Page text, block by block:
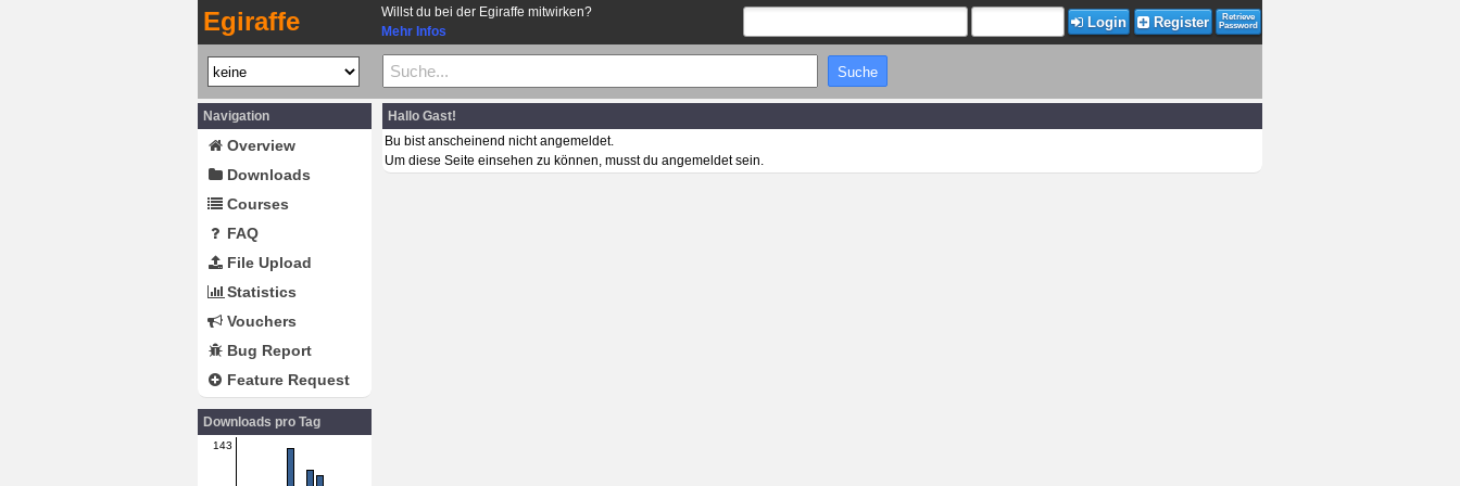
Egiraffe
Willst du bei der Egiraffe mitwirken?
Mehr Infos
Login Register
Retrieve
Password
Navigation
Overview
Downloads
Courses
FAQ
File Upload
Statistics
Vouchers
Bug Report
Feature Request
Downloads pro Tag
143
Hallo Gast!
Bu bist anscheinend nicht angemeldet.
Um diese Seite einsehen zu können, musst du angemeldet sein.